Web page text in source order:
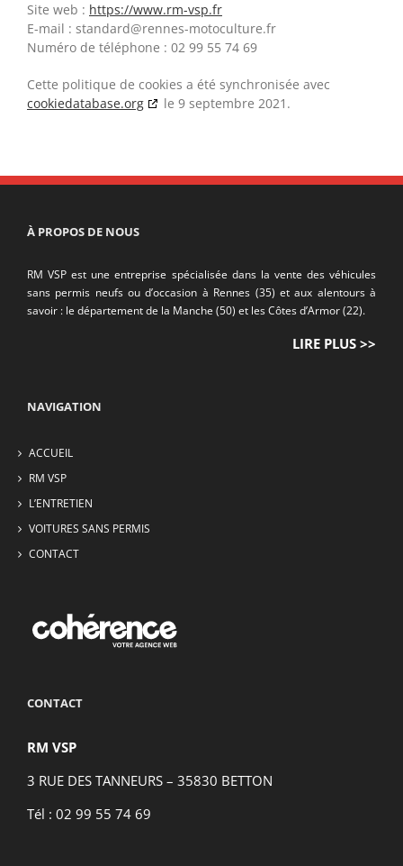
Site web : https://www.rm-vsp.fr
E-mail : standard@rennes-motoculture.fr
Numéro de téléphone : 02 99 55 74 69
Cette politique de cookies a été synchronisée avec
cookiedatabase.org
le 9 septembre 2021.
À PROPOS DE NOUS
RM VSP est une entreprise spécialisée dans la vente des véhicules
sans permis neufs ou d’occasion à Rennes (35) et aux alentours à
savoir : le département de la Manche (50) et les Côtes d’Armor (22).
LIRE PLUS >>
NAVIGATION
ACCUEIL
RM VSP
L’ENTRETIEN
VOITURES SANS PERMIS
CONTACT
CONTACT
RM VSP
3 RUE DES TANNEURS – 35830 BETTON
Tél : 02 99 55 74 69